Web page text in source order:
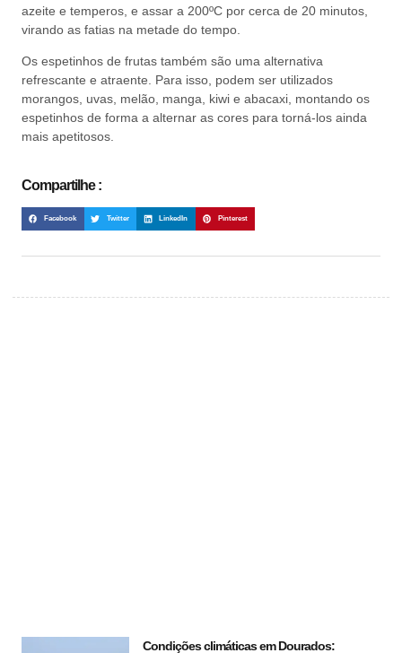
azeite e temperos, e assar a 200ºC por cerca de 20 minutos,
virando as fatias na metade do tempo.
Os espetinhos de frutas também são uma alternativa
refrescante e atraente. Para isso, podem ser utilizados
morangos, uvas, melão, manga, kiwi e abacaxi, montando os
espetinhos de forma a alternar as cores para torná-los ainda
mais apetitosos.
Compartilhe :
Facebook Twitter LinkedIn Pinterest
Condições climáticas em Dourados: